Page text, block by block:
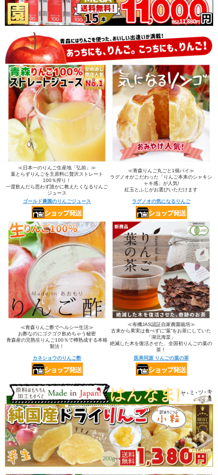
≪日本一のりんご生産地「弘前」≫
葉とらずりんごを主原料に贅沢ストレート
100％搾り！
一度飲んだら思わず誰かに教えたくなるりんご
ジュース
≪青森りんご丸ごと1個パイ≫
ラグノオがこだわった「りんご本来のシャキシ
ャキ感」が人気!
紅玉とふじがお選びいただけます
ゴールド農園のりんごジュース ラグノオの気になるりんご
≪青森りんご酢でヘルシー生活≫
お酢なのにゴクゴク飲めちゃう秘密
青森産の完熟生りんご100％で樽熟成する本格
製法！
≪有機JAS認証自家農園栽培≫
古来から果実は食べずに“葉”をお茶にしていた
「湖北海棠」
絶滅した木を復活させた、全国初りんごの葉の
茶！
カネショウのりんご酢
医果同源 りんごの葉の茶